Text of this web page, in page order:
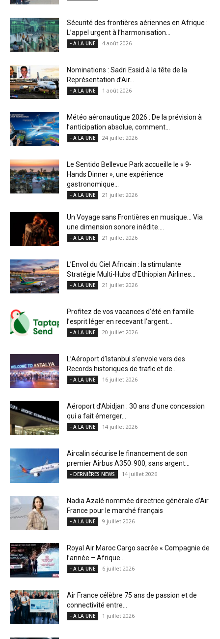
Sécurité des frontières aériennes en Afrique :
L’appel urgent à l’harmonisation...
- A LA UNE 4 août 2026
Nominations : Sadri Essid à la tête de la
Représentation d’Air...
- A LA UNE 1 août 2026
Météo aéronautique 2026 : De la prévision à
l’anticipation absolue, comment...
- A LA UNE 24 juillet 2026
Le Sentido Bellevue Park accueille le « 9-
Hands Dinner », une expérience
gastronomique...
- A LA UNE 21 juillet 2026
Un Voyage sans Frontières en musique… Via
une dimension sonore inédite....
- A LA UNE 21 juillet 2026
L’Envol du Ciel Africain : la stimulante
Stratégie Multi-Hubs d’Ethiopian Airlines...
- A LA UNE 21 juillet 2026
Profitez de vos vacances d’été en famille
l’esprit léger en recevant l’argent...
- A LA UNE 20 juillet 2026
L’Aéroport d’Istanbul s’envole vers des
Records historiques de trafic et de...
- A LA UNE 16 juillet 2026
Aéroport d’Abidjan : 30 ans d’une concession
qui a fait émerger...
- A LA UNE 14 juillet 2026
Aircalin sécurise le financement de son
premier Airbus A350‑900, sans argent...
- DERNIÈRES NEWS 14 juillet 2026
Nadia Azalé nommée directrice générale d’Air
France pour le marché français
- A LA UNE 9 juillet 2026
Royal Air Maroc Cargo sacrée « Compagnie de
l’année – Afrique...
- A LA UNE 6 juillet 2026
Air France célèbre 75 ans de passion et de
connectivité entre...
- A LA UNE 1 juillet 2026